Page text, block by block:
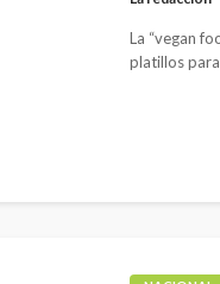
La “vegan
platillos